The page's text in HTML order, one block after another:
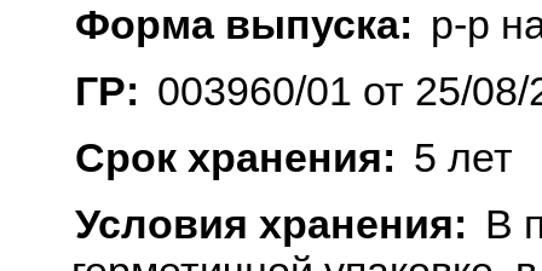
Форма выпуска: р-р
ГР: 003960/01 от 25/
Срок хранения: 5 лет
Условия хранения: В